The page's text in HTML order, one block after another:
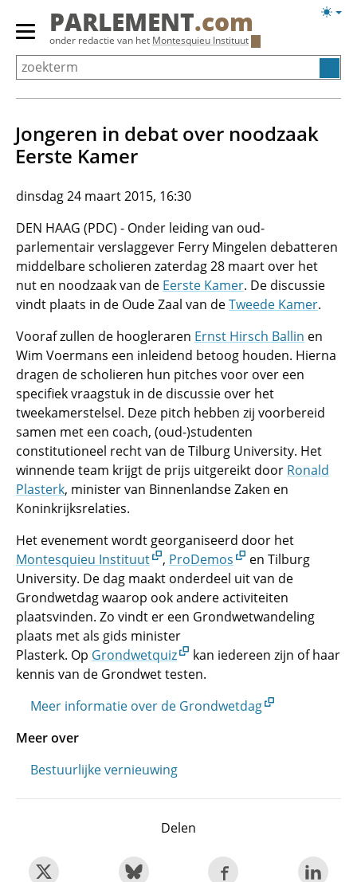
Overslaan
Primair
menu
tonen/verbergen
PARLEMENT.com
onder redactie van het Montesquieu Instituut
Jongeren in debat over noodzaak
Eerste Kamer
dinsdag 24 maart 2015, 16:30
DEN HAAG (PDC) - Onder leiding van oud-
parlementair verslaggever Ferry Mingelen debatteren
middelbare scholieren zaterdag 28 maart over het
nut en noodzaak van de Eerste Kamer. De discussie
vindt plaats in de Oude Zaal van deTweede Kamer.
Vooraf zullen de hoogleraren Ernst Hirsch Ballin en
Wim Voermans een inleidend betoog houden. Hierna
dragen de scholieren hun pitches voor over een
specifiek vraagstuk in de discussie over het
tweekamerstelsel. Deze pitch hebben zij voorbereid
samen met een coach, (oud-)studenten
constitutioneel recht van de Tilburg University. Het
winnende team krijgt de prijs uitgereikt door Ronald
Plasterk, minister van Binnenlandse Zaken en
Koninkrijksrelaties.
Het evenement wordt georganiseerd door het
Montesquieu Instituut
, ProDemos
en Tilburg
University. De dag maakt onderdeel uit van de
Grondwetdag waarop ook andere activiteiten
plaatsvinden. Zo vindt er een Grondwetwandeling
plaats met als gids minister
Plasterk. Op Grondwetquiz
kan iedereen zijn of haar
kennis van de Grondwet testen.
Meer informatie over de Grondwetdag
Meer over
Bestuurlijke vernieuwing
Delen